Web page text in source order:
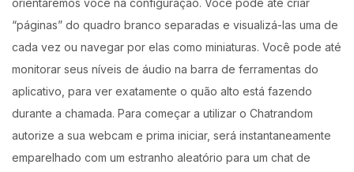
orientaremos você na configuração. Você pode até criar
“páginas” do quadro branco separadas e visualizá-las uma de
cada vez ou navegar por elas como miniaturas. Você pode até
monitorar seus níveis de áudio na barra de ferramentas do
aplicativo, para ver exatamente o quão alto está fazendo
durante a chamada. Para começar a utilizar o Chatrandom
autorize a sua webcam e prima iniciar, será instantaneamente
emparelhado com um estranho aleatório para um chat de